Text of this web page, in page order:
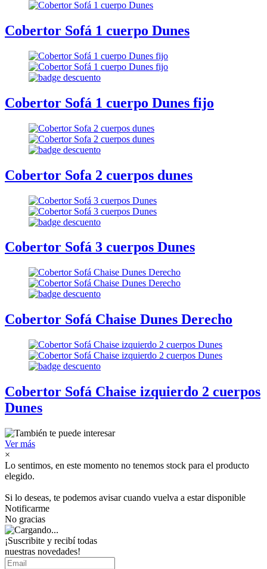
Cobertor Sofá 1 cuerpo Dunes
Cobertor Sofá 1 cuerpo Dunes fijo
Cobertor Sofa 2 cuerpos dunes
Cobertor Sofá 3 cuerpos Dunes
Cobertor Sofá Chaise Dunes Derecho
Cobertor Sofá Chaise izquierdo 2 cuerpos
Dunes
Ver más
×
Lo sentimos, en este momento no tenemos stock para el producto
elegido.
Si lo deseas, te podemos avisar cuando vuelva a estar disponible
Notificarme
No gracias
¡Suscribite y recibí todas
nuestras novedades!